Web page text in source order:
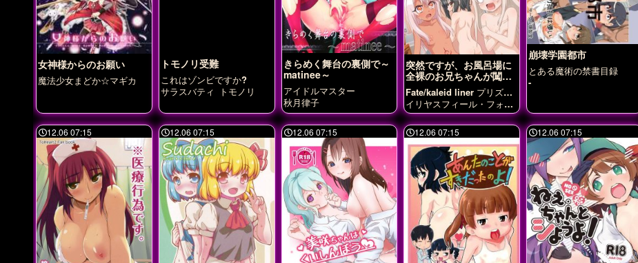
女神様からのお願い
魔法少女まどか☆マギカ
トモノリ受難
これはゾンビですか?
サラスバティ
トモノリ
きらめく舞台の裏側で～
matinee～
アイドルマスター
秋月律子
突然ですが、お風呂場に
全裸のお兄ちゃんが闖入
してきました
Fate/kaleid liner プリズマ
☆イリヤ
イリヤスフィール・フォ
ン・アインツベルン クロ
エ・フォン・アインツベル
ン 美遊・エーデルフェル
ト
崩壊学園都市
とある魔術の禁書目録
-
12.06 07:15 12.06 07:15 12.06 07:15 12.06 07:15 12.06 07:15